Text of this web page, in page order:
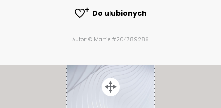
Do ulubionych
Autor: © Martie #204789286